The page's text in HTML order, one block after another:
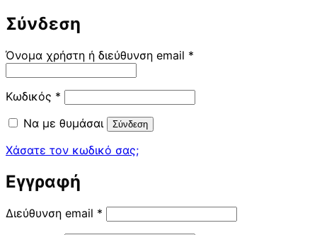
Σύνδεση
Όνομα χρήστη ή διεύθυνση email *
Κωδικός * Απαιτείται
Να με θυμάσαι
Σύνδεση
Χάσατε τον κωδικό σας;
Εγγραφή
Διεύθυνση email * Απαιτείται